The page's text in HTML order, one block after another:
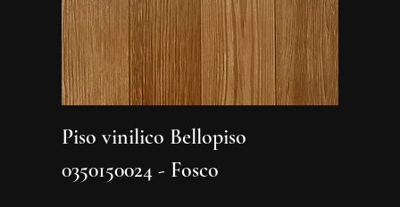
Piso vinilico Bellopiso
0350150024 - Fosco